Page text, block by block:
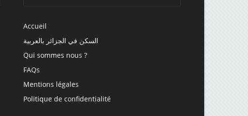
Accueil
السكن في الجزائر بالعربية
Qui sommes nous ?
FAQs
Mentions légales
Politique de confidentialité